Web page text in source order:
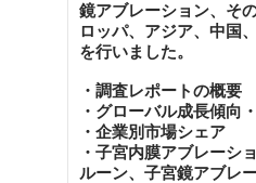
鏡アブレーション、そ
ロッパ、アジア、中国
を行いました。
・調査レポートの概要
・グローバル成長傾向
・企業別市場シェア
・子宮内膜アブレーシ
ルーン、子宮鏡アブレ